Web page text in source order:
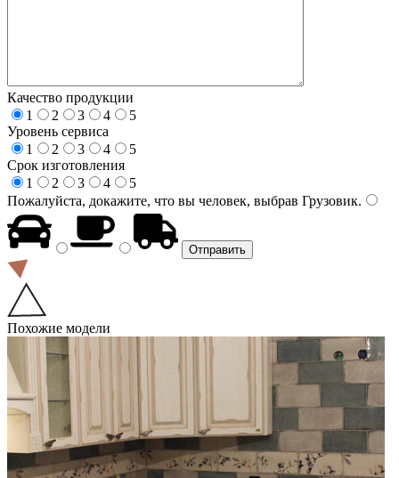
Качество продукции
1
2 3 4
5
Уровень сервиса
1
2 3 4
5
Срок изготовления
1
2 3 4
5
Пожалуйста, докажите, что вы человек, выбрав Грузовик.
Похожие модели